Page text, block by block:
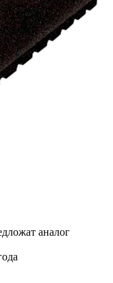
аналог